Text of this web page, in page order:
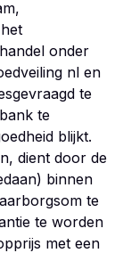
onder
nl en
te
te
blijkt.
dient door de
binnen
te
te worden
met een